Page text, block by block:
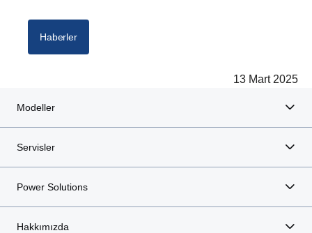
Haberler
13 Mart 2025
Modeller
Servisler
Power Solutions
Hakkımızda